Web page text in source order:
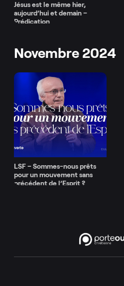
Jésus est le même hier,
aujourd’hui et demain –
Prédication
Novembre 2024
LSF – Sommes-nous prêts
pour un mouvement sans
précédent de l’Esprit ?